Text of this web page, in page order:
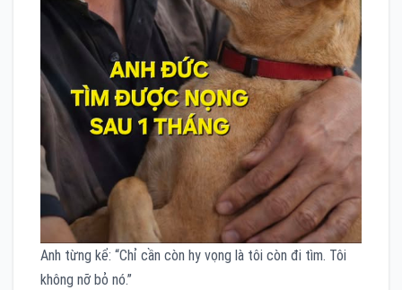
Anh từng kể: “Chỉ cần còn hy vọng là tôi còn đi tìm. Tôi
không nỡ bỏ nó.”